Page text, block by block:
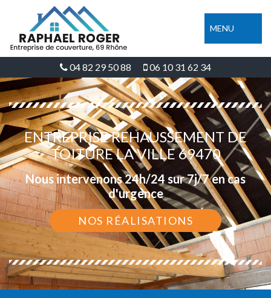
MENU
04 82 29 50 88 06 10 31 62 34
ENTREPRISE REHAUSSEMENT DE
TOITURE LA VILLE 69470
Nous intervenons 24h/24 sur 7j/7 en cas
d'urgence
NOS RÉALISATIONS